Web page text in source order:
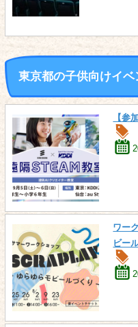
東京都の子供向けイベ
【参
ワー
ビー